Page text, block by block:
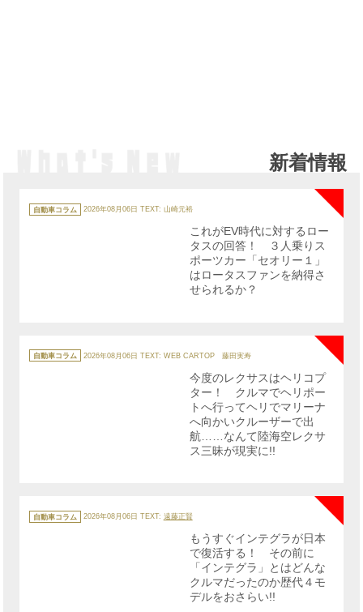
新着情報
テ
ゴ
自動車コラム 2026年08月06日 TEXT: 山崎元裕
NEW
これがEV時代に対するロー
タスの回答！ ３人乗りス
ポーツカー「セオリー１」
はロータスファンを納得さ
せられるか？
テ
ゴ
自動車コラム 2026年08月06日 TEXT: WEB CARTOP 藤田実寿
今度のレクサスはヘリコプ
ター！ クルマでヘリポー
トへ行ってヘリでマリーナ
へ向かいクルーザーで出
航……なんて陸海空レクサ
ス三昧が現実に!!
テ
ゴ
自動車コラム 2026年08月06日 TEXT: 遠藤正賢
もうすぐインテグラが日本
で復活する！ その前に
「インテグラ」とはどんな
クルマだったのか歴代４モ
デルをおさらい!!